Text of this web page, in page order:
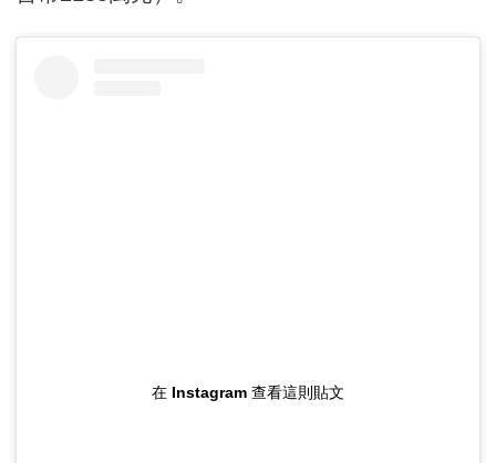
在 Instagram 查看這則貼文